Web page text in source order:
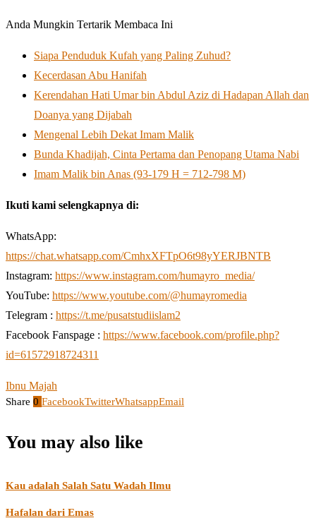
Anda Mungkin Tertarik Membaca Ini
Siapa Penduduk Kufah yang Paling Zuhud?
Kecerdasan Abu Hanifah
Kerendahan Hati Umar bin Abdul Aziz di Hadapan Allah dan
Doanya yang Dijabah
Mengenal Lebih Dekat Imam Malik
Bunda Khadijah, Cinta Pertama dan Penopang Utama Nabi
Imam Malik bin Anas (93-179 H = 712-798 M)
Ikuti kami selengkapnya di:
WhatsApp:
https://chat.whatsapp.com/CmhxXFTpO6t98yYERJBNTB
Instagram: https://www.instagram.com/humayro_media/
YouTube: https://www.youtube.com/@humayromedia
Telegram : https://t.me/pusatstudiislam2
Facebook Fanspage : https://www.facebook.com/profile.php?
id=61572918724311
Ibnu Majah
Share 0 FacebookTwitterWhatsappEmail
You may also like
Kau adalah Salah Satu Wadah Ilmu
Hafalan dari Emas